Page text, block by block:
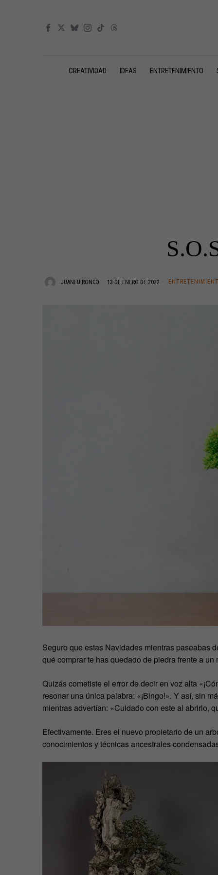
CREATIVIDAD IDEAS ENTRETENIMIENTO
JUANLU RONCO 13 DE ENERO DE 2022
Seguro que estas Navidades mientras paseabas
qué comprar te has quedado de piedra frente a
Quizás cometiste el error de decir en voz alta
resonar una única palabra: «¡Bingo!». Y así, sin
mientras advertían: «Cuidado con este al abrirlo,
Efectivamente. Eres el nuevo propietario de un
conocimientos y técnicas ancestrales